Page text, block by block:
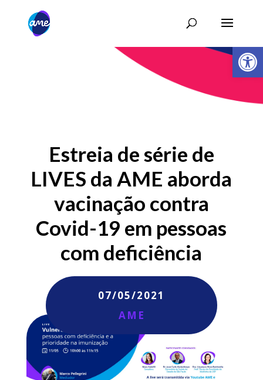
Abrir
Estreia de série de
LIVES da AME aborda
vacinação contra
Covid-19 em pessoas
com deficiência
07/05/2021
AME